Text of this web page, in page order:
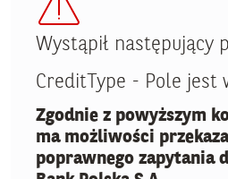
Wystąpił następujący
CreditType - Pole jest
Zgodnie z powyższym
ma możliwości
poprawnego zapytania